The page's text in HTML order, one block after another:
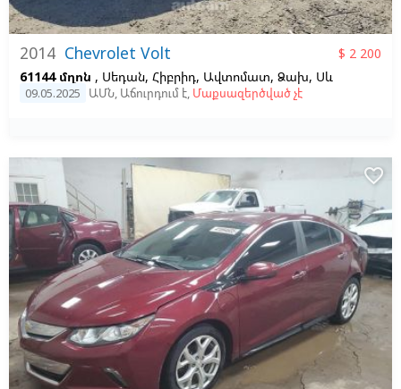
2014 Chevrolet Volt
$ 2 200
61144 մղոն , Սեդան, Հիբրիդ, Ավտոմատ, Ձախ, Սև
09.05.2025 ԱՄՆ, Աճուրդում է, Մաքսազերծված չէ
favorite_border